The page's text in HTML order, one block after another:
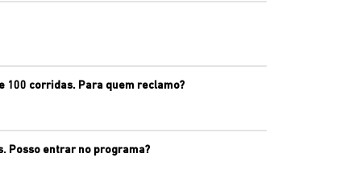
corridas. Para quem reclamo?
Posso entrar no programa?